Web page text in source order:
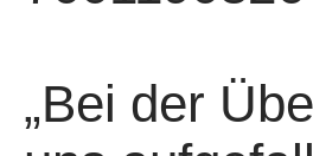
„Bei der